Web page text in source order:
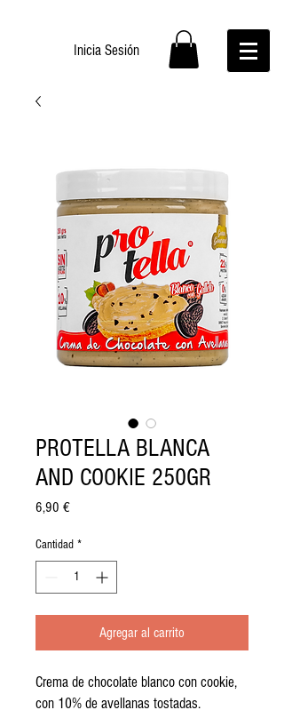
Inicia Sesión
PROTELLA BLANCA
AND COOKIE 250GR
6,90 €Precio
Cantidad *
Agregar al carrito
Crema de chocolate blanco con cookie,
con 10% de avellanas tostadas.